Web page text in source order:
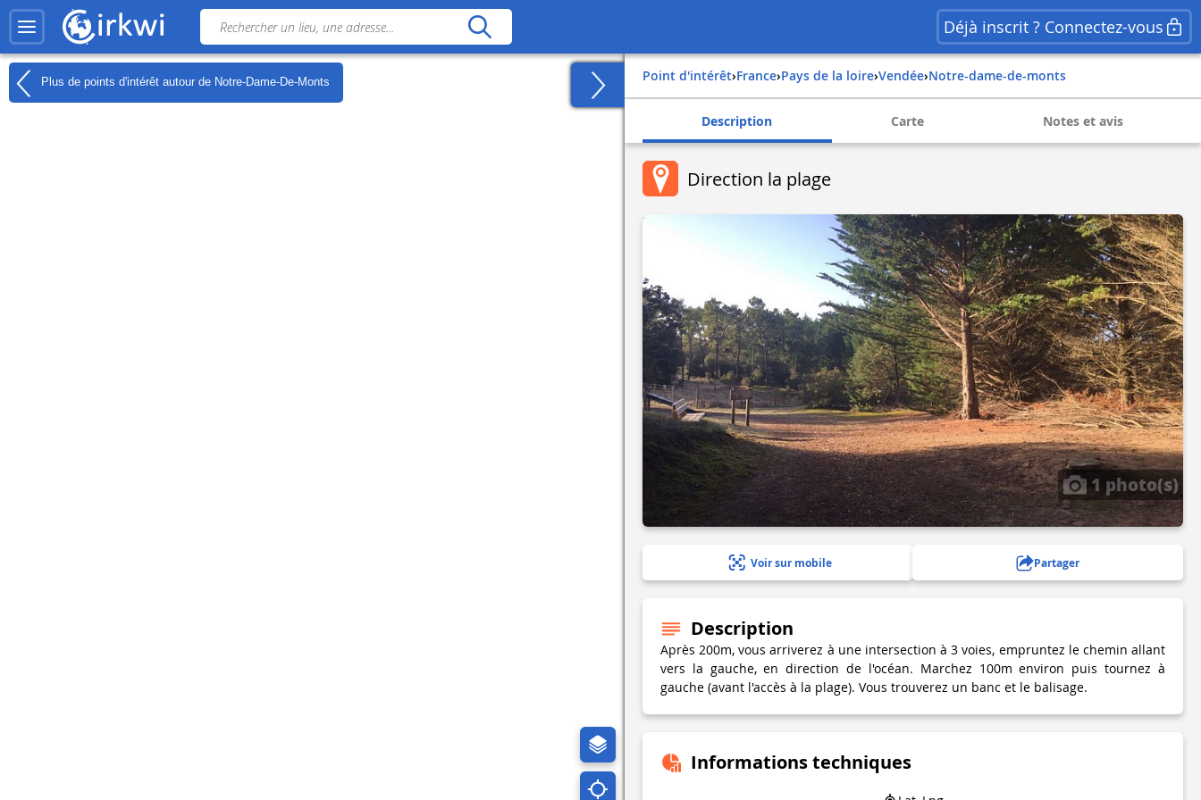
Déjà inscrit ? Connectez-vous
Plus de points d'intérêt autour de Notre-Dame-De-Monts Point d'intérêt› france› pays de la loire› vendée› notre-dame-de-monts
Description Carte Notes et avis
Direction la plage
1 photo(s)
Voir sur mobile Partager
Description
Après 200m, vous arriverez à une intersection à 3 voies, empruntez le chemin allant
vers la gauche, en direction de l'océan. Marchez 100m environ puis tournez à
gauche (avant l'accès à la plage). Vous trouverez un banc et le balisage.
Informations techniques